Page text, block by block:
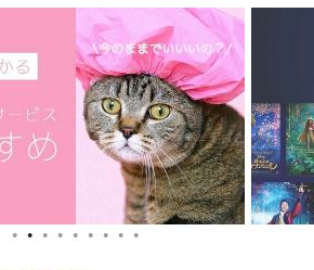
● ● ● ● ● ● ● ● ●